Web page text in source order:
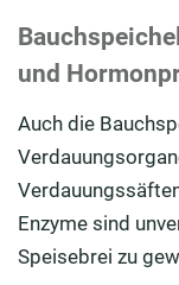
und
Auch die
Enzyme sind
Speisebrei zu